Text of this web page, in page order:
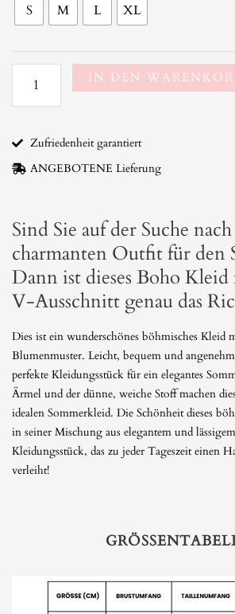
S M L XL
floraleverte
V-
Ausschnitt
Menge
IN DEN
Zufriedenheit garantiert
ANGEBOTENE Lieferung
Sind Sie auf der Suche
charmanten Outfit für den
Dann ist dieses Boho
V-Ausschnitt genau das
Dies ist ein wunderschönes böhmisches Kleid
Blumenmuster. Leicht, bequem und
perfekte Kleidungsstück für ein elegantes
Ärmel und der dünne, weiche Stoff machen
idealen Sommerkleid. Die Schönheit dieses
in seiner Mischung aus elegantem und
Kleidungsstück, das zu jeder Tageszeit einen
verleiht!